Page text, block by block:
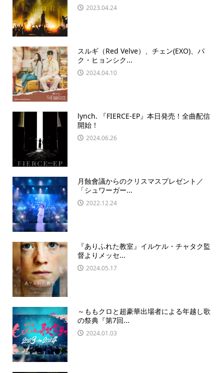
2023.04.24
スルギ（Red Velve）、チェン(EXO)、パ
ク・ヒョンシク...
2024.04.10
lynch. 『FIERCE-EP』本日発売！全曲配信
開始！
2024.06.26
月蝕會議からのクリスマスプレゼント／
「シュワーガー...
2022.12.24
『ありふれた教室』イルケル・チャタク監
督よりメッセ...
2024.05.17
～ももクロと超豪華出場者による年越し歌
の祭典『第7回...
2024.01.03